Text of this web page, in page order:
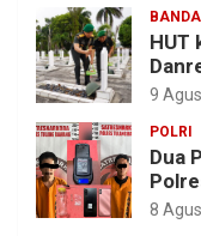
HUT
9
POLRI
Dua
8